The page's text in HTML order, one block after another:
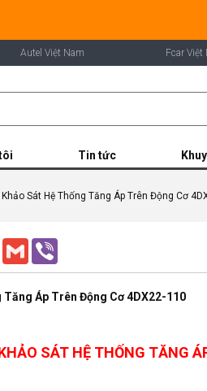
Autel Việt Nam Fcar Việt
Tin tức
Sát Hệ Thống Tăng Áp Trên Động Cơ
WhatsApp
Gmail
Tăng Áp Trên Động Cơ 4DX22-110
SÁT HỆ THỐNG TĂNG